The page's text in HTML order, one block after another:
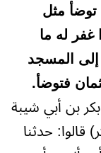
مثل
له ما
المسجد
فتوضأ.
بن أبي شيبة
قالوا: حدثنا